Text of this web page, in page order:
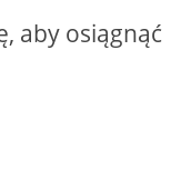
aby osiągnąć